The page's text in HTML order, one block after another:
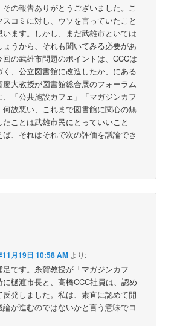
の報告ありがとうございました。こ
コミに対し、ウソを言っていたこと
ます。しかし、まだ武雄市といては
うから、それも聞いてみる必要があ
の武雄市問題のポイントは、CCCは
、公立図書館に改造したか、にある
慶大教授が図書館総合展のフォーラム
「公共施設カフェ」「マガジンカフ
何故悪い、これまで図書館に関心の無
ことは武雄市民にとっていいこと
、それはそれで次の評価を議論でき
11月19日 10:58 AM より:
です。糸賀教授が「マガジンカフ
に樋渡市長と、高橋CCC社員は、認め
発しました。私は、素直に認めて開
論が進むのではないかと言う意味でコ